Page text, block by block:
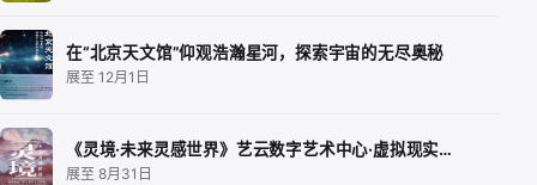
在“北京天文馆”仰观浩瀚星河，探索宇宙的无尽奥秘
展至 12月1日
《灵境·未来灵感世界》艺云数字艺术中心·虚拟现实…
展至 8月31日